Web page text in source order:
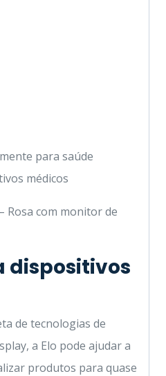
Rosa com monitor de
dispositivos
de tecnologias de
a Elo pode ajudar a
produtos para quase